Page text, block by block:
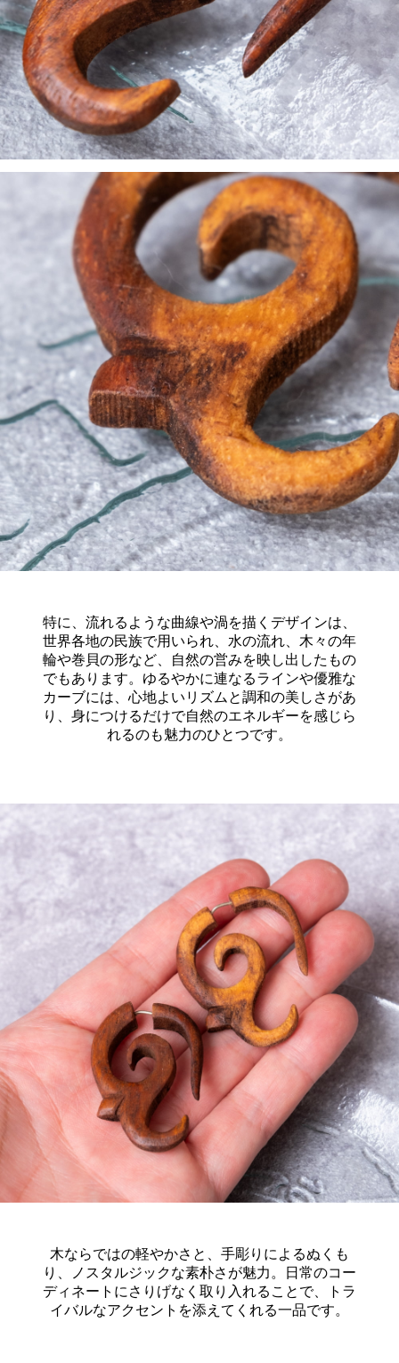
特に、流れるような曲線や渦を描くデザインは、
世界各地の民族で用いられ、水の流れ、木々の年
輪や巻貝の形など、自然の営みを映し出したもの
でもあります。ゆるやかに連なるラインや優雅な
カーブには、心地よいリズムと調和の美しさがあ
り、身につけるだけで自然のエネルギーを感じら
れるのも魅力のひとつです。
木ならではの軽やかさと、手彫りによるぬくも
り、ノスタルジックな素朴さが魅力。日常のコー
ディネートにさりげなく取り入れることで、トラ
イバルなアクセントを添えてくれる一品です。